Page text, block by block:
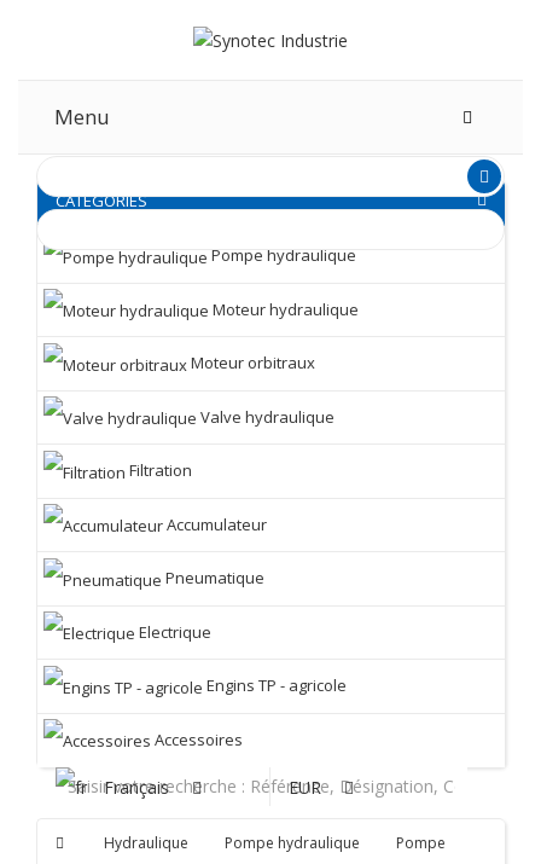
Menu
CATEGORIES
Pompe hydraulique
Moteur hydraulique
Moteur orbitraux
Valve hydraulique
Filtration
Accumulateur
Pneumatique
Electrique
Engins TP - agricole
Accessoires
Français EUR
Hydraulique Pompe hydraulique Pompe